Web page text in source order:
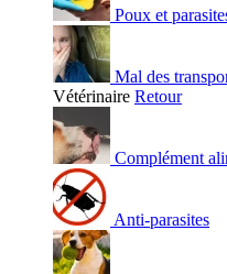
Poux et
Mal des
Vétérinaire Retour
Complément
Anti-parasites